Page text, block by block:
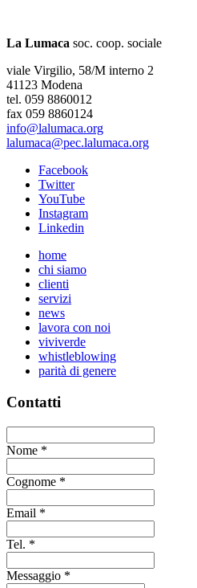
La Lumaca soc. coop. sociale
viale Virgilio, 58/M interno 2
41123 Modena
tel. 059 8860012
fax 059 8860124
info@lalumaca.org
lalumaca@pec.lalumaca.org
Facebook
Twitter
YouTube
Instagram
Linkedin
home
chi siamo
clienti
servizi
news
lavora con noi
viviverde
whistleblowing
parità di genere
Contatti
Nome *
Cognome *
Email *
Tel. *
Messaggio *